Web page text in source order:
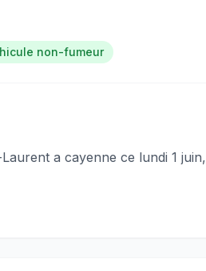
non-fumeur
a cayenne ce lundi 1 juin,